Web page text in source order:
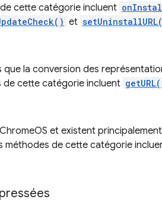
cette catégorie incluent
et
la conversion des
de cette catégorie incluent
et existent
méthodes de cette catégorie